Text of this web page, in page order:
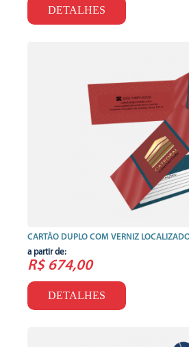
DETALHES
CARTÃO DUPLO COM VERNIZ
a partir de:
R$ 674,00
DETALHES